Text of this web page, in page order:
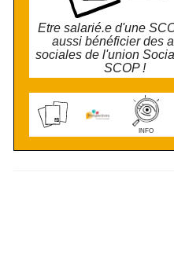
Etre salarié.e d'une
aussi bénéficier des
sociales de l'union
SCOP !
INFO